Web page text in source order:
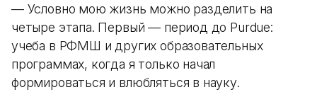
— Условно мою жизнь можно разделить на
четыре этапа. Первый — период до Purdue:
учеба в РФМШ и других образовательных
программах, когда я только начал
формироваться и влюбляться в науку.